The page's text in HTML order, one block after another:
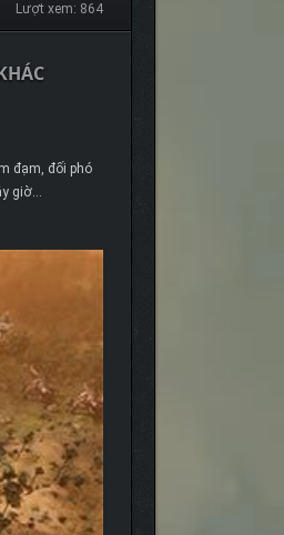
Lượt xem: 864
đạm, đối phó
giờ…